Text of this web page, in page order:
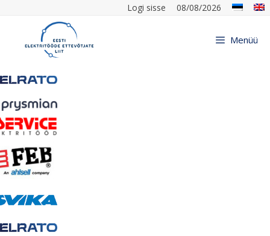
Logi sisse 08/08/2026
Menüü